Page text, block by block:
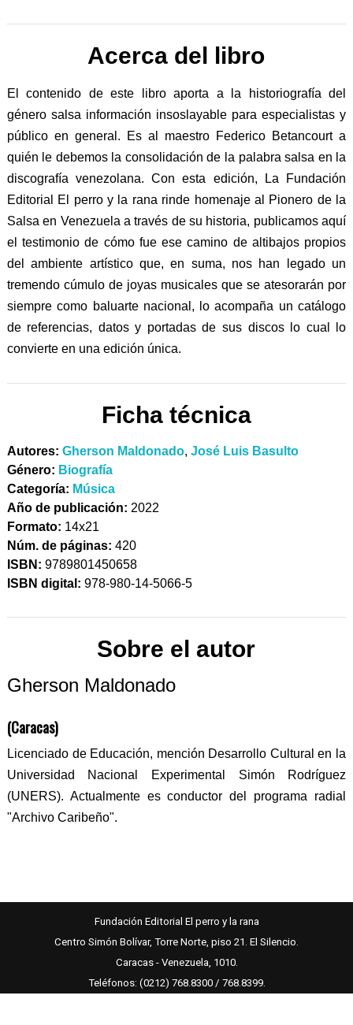
Acerca del libro
El contenido de este libro aporta a la historiografía del
género salsa información insoslayable para especialistas y
público en general. Es al maestro Federico Betancourt a
quién le debemos la consolidación de la palabra salsa en la
discografía venezolana. Con esta edición, La Fundación
Editorial El perro y la rana rinde homenaje al Pionero de la
Salsa en Venezuela a través de su historia, publicamos aquí
el testimonio de cómo fue ese camino de altibajos propios
del ambiente artístico que, en suma, nos han legado un
tremendo cúmulo de joyas musicales que se atesorarán por
siempre como baluarte nacional, lo acompaña un catálogo
de referencias, datos y portadas de sus discos lo cual lo
convierte en una edición única.
Ficha técnica
Autores: Gherson Maldonado, José Luis Basulto
Género: Biografía
Categoría: Música
Año de publicación: 2022
Formato: 14x21
Núm. de páginas: 420
ISBN: 9789801450658
ISBN digital: 978-980-14-5066-5
Sobre el autor
Gherson Maldonado
(Caracas)
Licenciado de Educación, mención Desarrollo Cultural en la
Universidad Nacional Experimental Simón Rodríguez
(UNERS). Actualmente es conductor del programa radial
"Archivo Caribeño".
Fundación Editorial El perro y la rana
Centro Simón Bolívar, Torre Norte, piso 21. El Silencio.
Caracas - Venezuela, 1010.
Teléfonos: (0212) 768.8300 / 768.8399.